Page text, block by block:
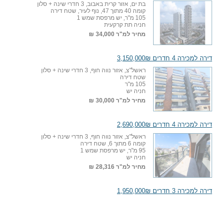
בת ים, אזור קרית באבוב, 3 חדרי שינה + סלון
קומה 40 מתוך 47, נוף לעיר, שטח דירה
105 מ"ר, יש מרפסת שמש 1
חניה תת קרקעית
מחיר למ"ר 34,000 ₪
דירה למכירה 4 חדרים 3,150,000₪
ראשל"צ, אזור נווה חוף, 3 חדרי שינה + סלון
שטח דירה
105 מ"ר
חניה יש
מחיר למ"ר 30,000 ₪
דירה למכירה 4 חדרים 2,690,000₪
ראשל"צ, אזור נווה חוף, 3 חדרי שינה + סלון
קומה 6 מתוך 6, שטח דירה
95 מ"ר, יש מרפסת שמש 1
חניה יש
מחיר למ"ר 28,316 ₪
דירה למכירה 3 חדרים 1,950,000₪